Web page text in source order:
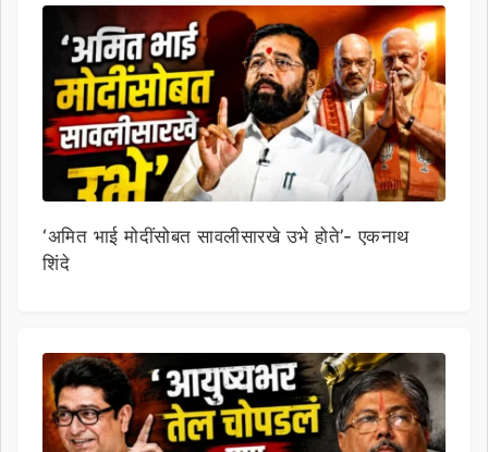
‘अमित भाई मोदींसोबत सावलीसारखे उभे होते’- एकनाथ
शिंदे